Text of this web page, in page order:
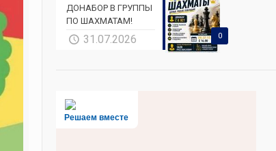
0
ДОНАБОР В ГРУППЫ
ПО ШАХМАТАМ!
31.07.2026
Решаем вместе